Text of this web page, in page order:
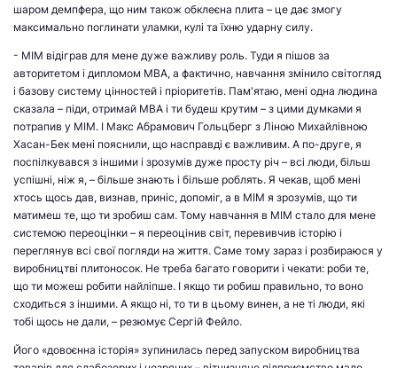
шаром демпфера, що ним також обклеєна плита – це дає змогу
максимально поглинати уламки, кулі та їхню ударну силу.
- МІМ відіграв для мене дуже важливу роль. Туди я пішов за
авторитетом і дипломом МВА, а фактично, навчання змінило світогляд
і базову систему цінностей і пріоритетів. Пам'ятаю, мені одна людина
сказала – піди, отримай МВА і ти будеш крутим – з цими думками я
потрапив у МІМ. І Макс Абрамович Гольцберг з Ліною Михайлівною
Хасан-Бек мені пояснили, що насправді є важливим. А по-друге, я
поспілкувався з іншими і зрозумів дуже просту річ – всі люди, більш
успішні, ніж я, – більше знають і більше роблять. Я чекав, щоб мені
хтось щось дав, визнав, приніс, допоміг, а в МІМ я зрозумів, що ти
матимеш те, що ти зробиш сам. Тому навчання в МІМ стало для мене
системою переоцінки – я переоцінив світ, перевивчив історію і
переглянув всі свої погляди на життя. Саме тому зараз і розбираюся у
виробництві плитоносок. Не треба багато говорити і чекати: роби те,
що ти можеш робити найліпше. І якщо ти робиш правильно, то воно
сходиться з іншими. А якщо ні, то ти в цьому винен, а не ті люди, які
тобі щось не дали, – резюмує Сергій Фейло.
Його «довоєнна історія» зупинилась перед запуском виробництва